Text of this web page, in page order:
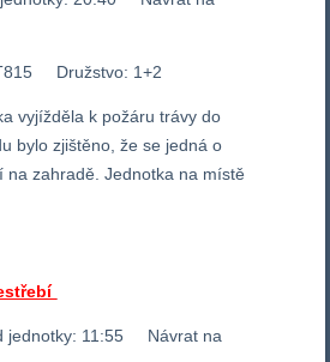
Družstvo: 1+2
vyjížděla k požáru trávy do
bylo zjištěno, že se jedná o
na zahradě. Jednotka na místě
11:55 Návrat na